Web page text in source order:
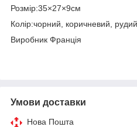
Розмір:35×27×9см
Колір:чорний, коричневий, рудий
Виробник Франція
Умови доставки
Нова Пошта